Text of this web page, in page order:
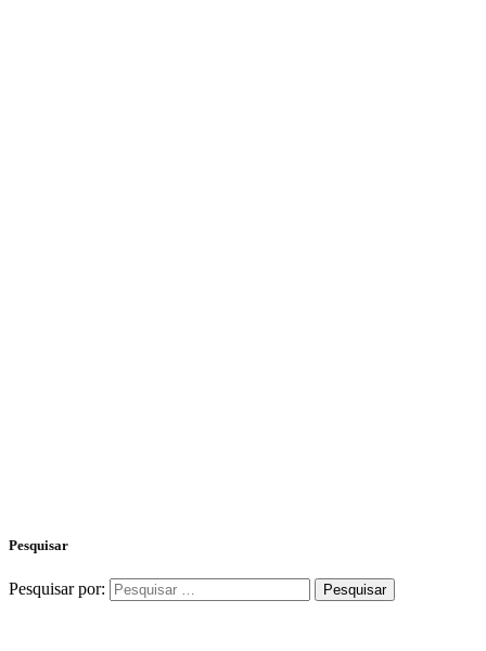
Pesquisar
Pesquisar por: